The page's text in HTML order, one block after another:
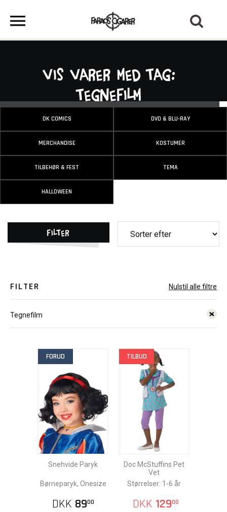
Vis varer med tag:
Tegnefilm
DK COMICS DVD & BLU-RAY
MERCHANDISE KOSTUMER
TILBEHØR & FEST TEMA
HALLOWEEN
Filter
FILTER Nulstil alle filtre
Tegnefilm
FORUD
Snehvide Paryk
Børneparyk, Onesize
DKK 8900
TILBUD
Doc McStuffins Pet
Vet
Størrelser: 1-6 år
DKK 12900